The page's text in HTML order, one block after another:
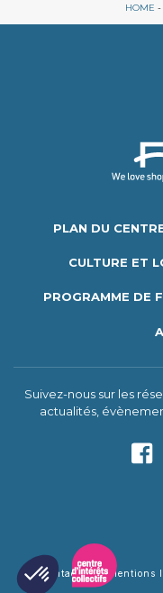
HOME -
PLAN DU
CULTURE ET
PROGRAMME DE
Suivez-nous sur les
actualités,
Contact Mentions